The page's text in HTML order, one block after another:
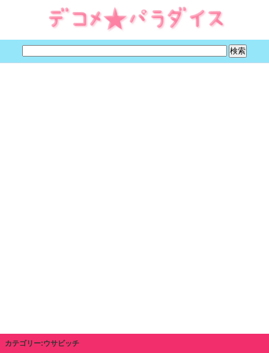
カテゴリー:ウサビッチ